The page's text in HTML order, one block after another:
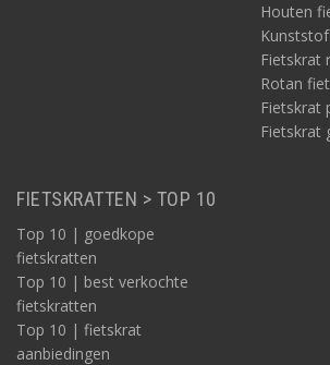
Houten
Fietskrat
Rotan
Fietskrat
Fietskrat
FIETSKRATTEN > TOP 10
Top 10 | goedkope
fietskratten
Top 10 | best verkochte
fietskratten
Top 10 | fietskrat
aanbiedingen